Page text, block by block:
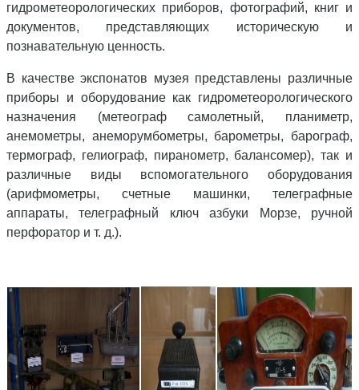
гидрометеорологических приборов, фотографий, книг и
документов, представляющих историческую и
познавательную ценность.
В качестве экспонатов музея представлены различные
приборы и оборудование как гидрометеорологического
назначения (метеограф самолетный, планиметр,
анемометры, анеморумбометры, барометры, барограф,
термограф, гелиограф, пиранометр, балансомер), так и
различные виды вспомогательного оборудования
(арифмометры, счетные машинки, телеграфные
аппараты, телеграфный ключ азбуки Морзе, ручной
перфоратор и т. д.).